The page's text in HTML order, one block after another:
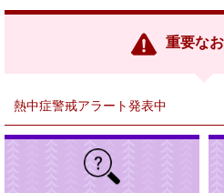
リ
重要な
熱中症警戒アラート発表中